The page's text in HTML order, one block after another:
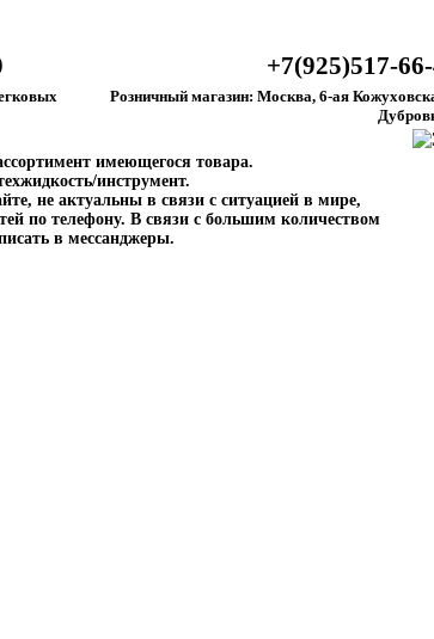
+7(925)517-
Розничный магазин: Москва, 6-ая
имеющегося товара.
инструмент.
не актуальны в связи с ситуацией в мире,
по телефону. В связи с большим количеством
в мессанджеры.